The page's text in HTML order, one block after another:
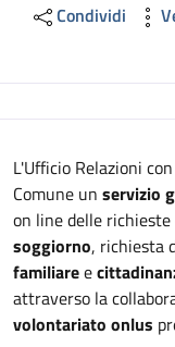
Condividi
L'Ufficio Relazioni
Comune un servizio
on line delle
soggiorno, richiesta
familiaree
attraverso la
volontariato onlus